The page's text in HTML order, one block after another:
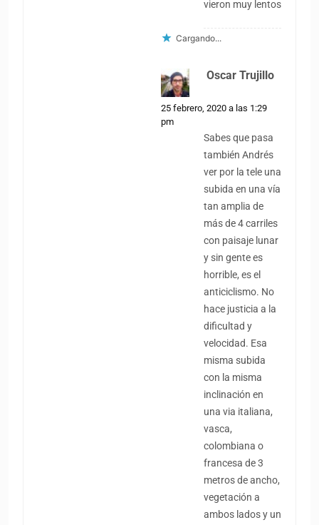
vieron muy lentos
Cargando...
Oscar Trujillo
dice:
25 febrero, 2020 a las 1:29
pm
Sabes que pasa
también Andrés
ver por la tele una
subida en una vía
tan amplia de
más de 4 carriles
con paisaje lunar
y sin gente es
horrible, es el
anticiclismo. No
hace justicia a la
dificultad y
velocidad. Esa
misma subida
con la misma
inclinación en
una via italiana,
vasca,
colombiana o
francesa de 3
metros de ancho,
vegetación a
ambos lados y un